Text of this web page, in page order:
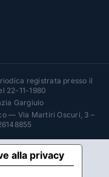
registrata presso il
22-11-1980
Gargiulo
— Via Martiri Oscuri, 3 –
alla privacy